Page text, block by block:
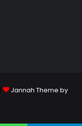
Jannah Theme by